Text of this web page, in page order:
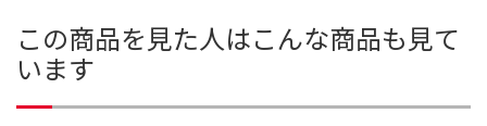
この商品を見た人はこんな商品も見て
います